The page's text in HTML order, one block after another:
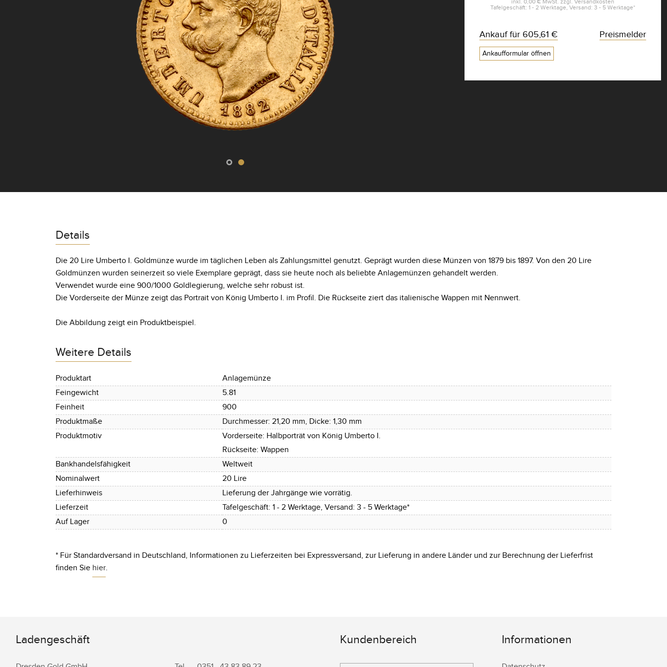
inkl. 0,00 € MwSt. zzgl. Versandkosten
Tafelgeschäft: 1 - 2 Werktage, Versand: 3 - 5 Werktage*
Ankauf für 605,61 €
Ankaufformular öffnen
Preismelder
Details
Die 20 Lire Umberto I. Goldmünze wurde im täglichen Leben als Zahlungsmittel genutzt. Geprägt wurden diese Münzen von 1879 bis 1897. Von den 20 Lire
Goldmünzen wurden seinerzeit so viele Exemplare geprägt, dass sie heute noch als beliebte Anlagemünzen gehandelt werden.
Verwendet wurde eine 900/1000 Goldlegierung, welche sehr robust ist.
Die Vorderseite der Münze zeigt das Portrait von König Umberto I. im Profil. Die Rückseite ziert das italienische Wappen mit Nennwert.
Die Abbildung zeigt ein Produktbeispiel.
Weitere Details
Produktart
Anlagemünze
Feingewicht
5.81
Feinheit
900
Produktmaße
Durchmesser: 21,20 mm, Dicke: 1,30 mm
Produktmotiv
Vorderseite: Halbporträt von König Umberto I.
Rückseite: Wappen
Bankhandelsfähigkeit
Weltweit
Nominalwert
20 Lire
Lieferhinweis
Lieferung der Jahrgänge wie vorrätig.
Lieferzeit
Tafelgeschäft: 1 - 2 Werktage, Versand: 3 - 5 Werktage*
Auf Lager
0
* Für Standardversand in Deutschland, Informationen zu Lieferzeiten bei Expressversand, zur Lieferung in andere Länder und zur Berechnung der Lieferfrist
finden Sie hier.
Ladengeschäft Kundenbereich Informationen